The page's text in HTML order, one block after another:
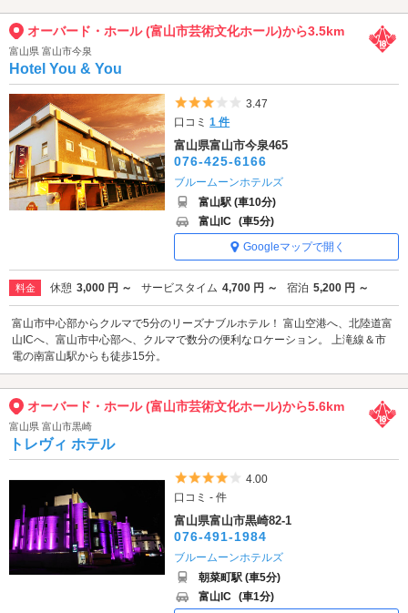
オーバード・ホール (富山市芸術文化ホール)から3.5km
富山県 富山市今泉
Hotel You & You
5つ星のうち3
3.47
口コミ1 件
富山県富山市今泉465
076-425-6166
ブルームーンホテルズ
富山駅 (車10分)
富山IC (車5分)
Googleマップで開く
料金 休憩 3,000 円 ～ サービスタイム 4,700 円 ～ 宿泊 5,200 円 ～
富山市中心部からクルマで5分のリーズナブルホテル！ 富山空港へ、北陸道富
山ICへ、富山市中心部へ、クルマで数分の便利なロケーション。 上滝線＆市
電の南富山駅からも徒歩15分。
オーバード・ホール (富山市芸術文化ホール)から5.6km
富山県 富山市黒崎
トレヴィ ホテル
5つ星のうち4
4.00
口コミ - 件
富山県富山市黒崎82-1
076-491-1984
ブルームーンホテルズ
朝菜町駅 (車5分)
富山IC (車1分)